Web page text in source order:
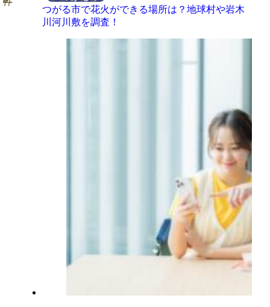
つがる市で花火ができる場所は？地球村や岩木
川河川敷を調査！